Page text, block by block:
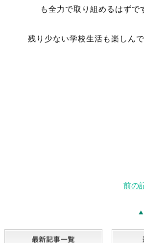
も全力で取り組めるはずで
残り少ない学校生活も楽しんで
前の
最新記事